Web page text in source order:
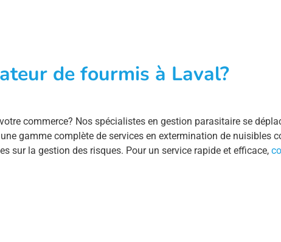
de fourmis à Laval?
commerce? Nos spécialistes en gestion parasitaire se
gamme complète de services en extermination de nuisibles
sur la gestion des risques. Pour un service rapide et efficace,